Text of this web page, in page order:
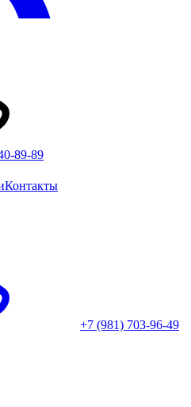
89-89
Контакты
+7 (981) 703-96-49